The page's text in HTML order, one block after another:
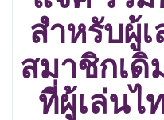
สำหรับผู้
สมาชิกเ
ที่ผู้เล่นไ